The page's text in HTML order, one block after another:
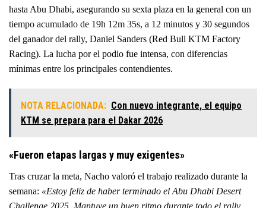
hasta Abu Dhabi, asegurando su sexta plaza en la general con un
tiempo acumulado de 19h 12m 35s, a 12 minutos y 30 segundos
del ganador del rally, Daniel Sanders (Red Bull KTM Factory
Racing). La lucha por el podio fue intensa, con diferencias
mínimas entre los principales contendientes.
NOTA RELACIONADA: Con nuevo integrante, el equipo
KTM se prepara para el Dakar 2026
«Fueron etapas largas y muy exigentes»
Tras cruzar la meta, Nacho valoró el trabajo realizado durante la
semana: «Estoy feliz de haber terminado el Abu Dhabi Desert
Challenge 2025. Mantuve un buen ritmo durante todo el rally,